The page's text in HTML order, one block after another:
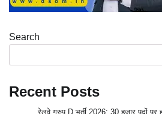
Search
Recent Posts
रेलवे ग्रुप D भर्ती 2026: 30 हजार पदों पर